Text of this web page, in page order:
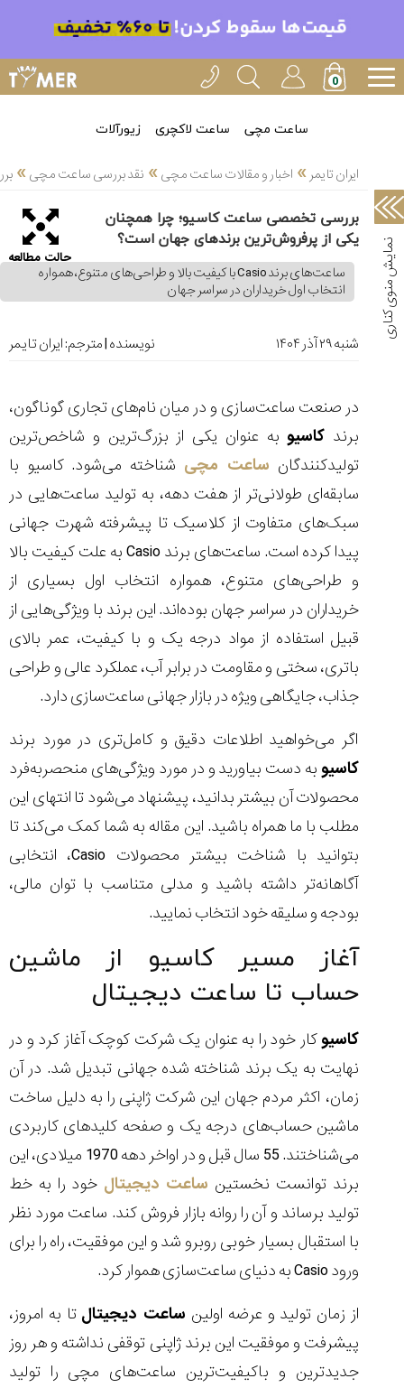
ساعت مچی ساعت لاکچری زیورآلات
ایران تایمر » اخبار و مقالات ساعت مچی» نقد بررسی ساعت مچی»
بررسی تخصصی ساعت کاسیو؛ چرا همچنان
یکی از پرفروش‌ترین برندهای جهان است؟
حالت مطالعه
ساعت‌های برند Casio با کیفیت بالا و طراحی‌های متنوع، همواره
انتخاب اول خریداران در سراسر جهان
شنبه ۲۹ آذر ۱۴۰۴ نویسنده | مترجم:ایران تایمر
در صنعت ساعت‌سازی و در میان نام‌های تجاری گوناگون،
برند کاسیو به عنوان یکی از بزرگ‌ترین و شاخص‌ترین
تولیدکنندگان ساعت مچی شناخته می‌شود. کاسیو با
سابقه‌ای طولانی‌تر از هفت دهه، به تولید ساعت‌هایی در
سبک‌های متفاوت از کلاسیک تا پیشرفته شهرت جهانی
پیدا کرده است. ساعت‌های برند Casio به علت کیفیت بالا
و طراحی‌های متنوع، همواره انتخاب اول بسیاری از
خریداران در سراسر جهان بوده‌اند. این برند با ویژگی‌هایی از
قبیل استفاده از مواد درجه یک و با کیفیت، عمر بالای
باتری، سختی و مقاومت در برابر آب، عملکرد عالی و طراحی
جذاب، جایگاهی ویژه در بازار جهانی ساعت‌سازی دارد.
اگر می‌خواهید اطلاعات دقیق و کامل‌تری در مورد برند
کاسیو به دست بیاورید و در مورد ویژگی‌های منحصربه‌فرد
محصولات آن بیشتر بدانید، پیشنهاد می‌شود تا انتهای این
مطلب با ما همراه باشید. این مقاله به شما کمک می‌کند تا
بتوانید با شناخت بیشتر محصولات Casio، انتخابی
آگاهانه‌تر داشته باشید و مدلی متناسب با توان مالی،
بودجه و سلیقه خود انتخاب نمایید.
آغاز مسیر کاسیو از ماشین
حساب تا ساعت دیجیتال
کاسیوکار خود را به عنوان یک شرکت کوچک آغاز کرد و در
نهایت به یک برند شناخته شده جهانی تبدیل شد. در آن
زمان، اکثر مردم جهان این شرکت ژاپنی را به دلیل ساخت
ماشین حساب‌های درجه یک و صفحه کلیدهای کاربردی
می‌شناختند. 55 سال قبل و در اواخر دهه 1970 میلادی، این
برند توانست نخستین ساعت دیجیتال خود را به خط
تولید برساند و آن را روانه بازار فروش کند. ساعت‌ مورد نظر
با استقبال بسیار خوبی روبرو شد و این موفقیت، راه را برای
ورود Casio به دنیای ساعت‌سازی هموار کرد.
از زمان تولید و عرضه اولین ساعت دیجیتال تا به امروز،
پیشرفت و موفقیت این برند ژاپنی توقفی نداشته و هر روز
جدیدترین و باکیفیت‌ترین ساعت‌های مچی را تولید
خدمات
ایران
تایمر(11)
سرزمین
ساعت،
سوئیس(136)
آموزش
دانستی
های
هوشمند؛...
پشت‌صحنه
ساخت ساعت‌های
کاور؛ بازدید ایران
تایمر از کارخانه
سوئیس
کورناوین
(Cornavin)؛
گفت‌وگوی
اختصاصی با مدیر
سوئیسی در دفتر
مرکزی سوئیس
مراسم تقدیر از
فعالان منتخب
صنف ساعت